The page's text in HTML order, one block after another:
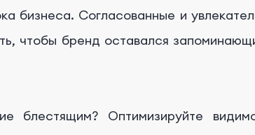
бизнеса. Согласованные и
чтобы бренд оставался
блестящим? Оптимизируйте